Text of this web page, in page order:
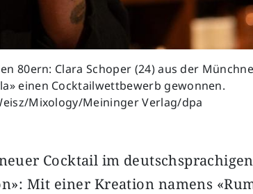
80ern: Clara Schoper (24) aus der
einen Cocktailwettbewerb gewonnen.
Mixology/Meininger Verlag/dpa
Cocktail im
Mit einer Kreation namens